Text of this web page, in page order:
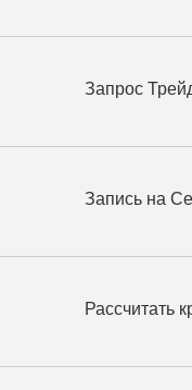
Запрос
Запись на
Рассчитать